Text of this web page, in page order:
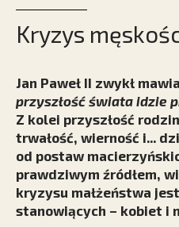
Kryzys
Jan Paweł II zwykł
przyszłość świata idzie
Z kolei przyszłość
trwałość, wierność i...
od postaw
prawdziwym źródłem,
kryzysu małżeństwa
stanowiących – kobiet i